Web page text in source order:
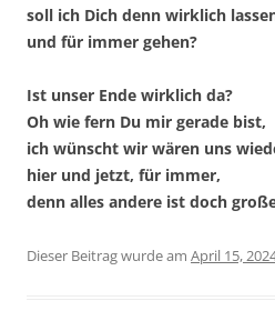
soll ich Dich denn wirklich
und für immer gehen?
Ist unser Ende wirklich da?
Oh wie fern Du mir gerade bist,
ich wünscht wir wären uns
hier und jetzt, für immer,
denn alles andere ist doch
Dieser Beitrag wurdeam April 15,